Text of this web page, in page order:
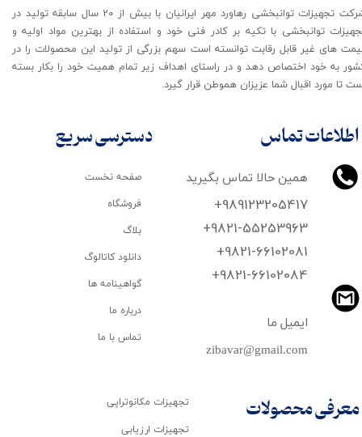
اطلاعات تماس
همین حالا تماس بگیرید
+989123205417
+9821-55253963
+9821-66102081
​​​​​​​+9821-66102084
zibavar@gmail.com
ایمیل ما
شرکت تجهیزات توانبخشی رهاورد مهر ایرانیان با بیش از 20 سال سابقه تولید در
توانبخشی با تکیه بر کادر فنی خود و استفاده از بهترین مواد اولیه و
های غیر قابل رقابت توانسته است سهم بزرگی از تولید این محصولات را در
به خود اختصاص دهد و در راستای اهداف زیر تمام همیت خود را بکار بسته
تا مورد اقبال شما عزیزان هموطن قرار گیرد​​​​​​​.
صفحه نخست
فروشگاه
بلاگ
دانلود کاتالوگ
گواهینامه ها
درباره ما
تماس با ما
تجهیزات مکانوتراپی
تجهیزات ارزیابی
دسترسی سریع
معرفی محصولات